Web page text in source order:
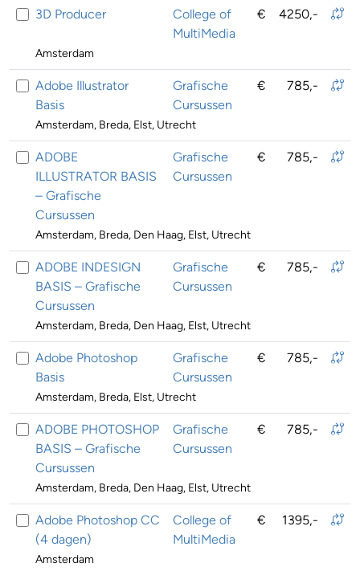
3D Producer
College of
MultiMedia
€ 4250,-
Amsterdam
Adobe Illustrator
Basis
Grafische
Cursussen
€ 785,-
Amsterdam, Breda, Elst, Utrecht
ADOBE
ILLUSTRATOR BASIS
– Grafische
Cursussen
Grafische
Cursussen
€ 785,-
Amsterdam, Breda, Den Haag, Elst, Utrecht
ADOBE INDESIGN
BASIS – Grafische
Cursussen
Grafische
Cursussen
€ 785,-
Amsterdam, Breda, Den Haag, Elst, Utrecht
Adobe Photoshop
Basis
Grafische
Cursussen
€ 785,-
Amsterdam, Breda, Elst, Utrecht
ADOBE PHOTOSHOP
BASIS – Grafische
Cursussen
Grafische
Cursussen
€ 785,-
Amsterdam, Breda, Den Haag, Elst, Utrecht
Adobe Photoshop CC
(4 dagen)
College of
MultiMedia
€ 1395,-
Amsterdam